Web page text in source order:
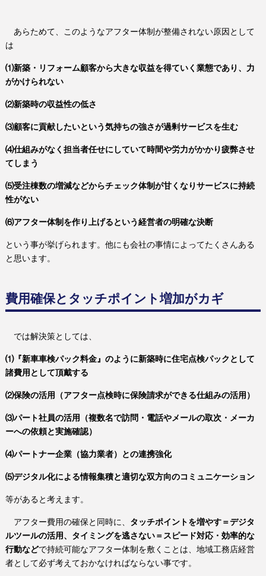
あらためて、このようなアフター体制が整備されない原因として
は
⑴新築・リフォーム顧客から大きな収益を得ていく業態であり、力
がかけられない
⑵新築時の収益性の低さ
⑶顧客に貢献したいという気持ちの強さが過剰サービスを生む
⑷仕組みがなく担当者任せにしていて時間や労力がかかり疲弊させ
てしまう
⑸受注棟数の増減などからチェック体制が甘くなりサービスに持続
性がない
⑹アフター体制を作り上げるという経営者の明確な決断
という事が挙げられます。他にも会社の事情によってたくさんある
と思います。
費用確保とタッチポイント増加がカギ
では解決策としては、
⑴『新車車検パック料金』のように新築時に住宅点検パックとして
諸費用として頂戴する
⑵保険の活用（アフター点検時に保険請求ができる仕組みの活用）
⑶パート社員の活用（複数名で訪問・電話やメールの取次・メーカ
ーへの依頼と実施確認）
⑷パートナー企業（協力業者）との連携強化
⑸デジタル化による情報集積と適切な双方向のコミュニケーション
等があると考えます。
アフター費用の確保と同時に、 タッチポイントを増やす＝デジタ
ルツールの活用、タイミングを逃さない＝スピード対応・効率的な
行動などで持続可能なアフター体制を敷くことは、地域工務店経営
者として必ず考えておかなければならない事です。